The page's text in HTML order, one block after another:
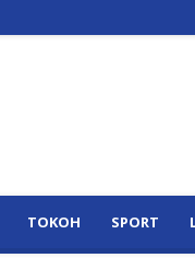
TOKOH SPORT